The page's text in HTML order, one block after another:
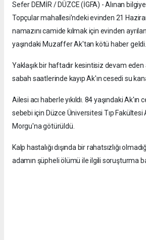
Sefer DEMİR / DÜZCE (İGFA) - Alınan
Topçular mahallesi’ndeki evinden 21
namazını camide kılmak için evinden
yaşındaki Muzaffer Ak'tan kötü haber geldi.
Yaklaşık bir haftadır kesintisiz devam
sabah saatlerinde kayıp Ak'ın cesedi su
Ailesi acı haberle yıkıldı. 84 yaşındaki Ak'ın
sebebi için Düzce Üniversitesi Tıp Fakültesi
Morgu'na götürüldü.
Kalp hastalığı dışında bir rahatsızlığı
adamın şüpheli ölümü ile ilgili soruşturma